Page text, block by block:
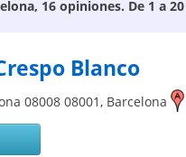
, 16 opiniones. De 1 a 20
Blanco
08008 08001 , Barcelona